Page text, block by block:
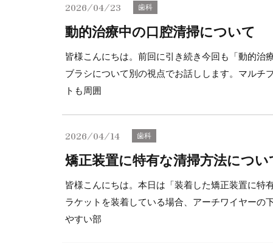
2026/04/23 歯科
動的治療中の口腔清掃について
皆様こんにちは。前回に引き続き今回も「動的治
ブラシについて別の視点でお話しします。マルチ
トも周囲
2026/04/14 歯科
矯正装置に特有な清掃方法につい
皆様こんにちは。本日は「装着した矯正装置に特
ラケットを装着している場合、アーチワイヤーの
やすい部